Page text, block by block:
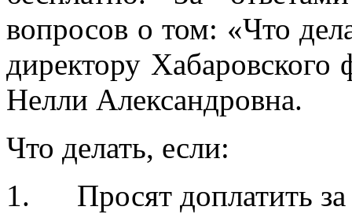
вопросов о том: «Что
директору
Нелли Александровна.
Что делать, если:
1. Просят доплатить за